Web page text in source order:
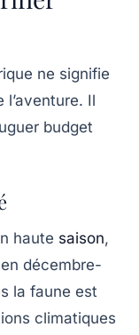
ne signifie
Il
budget
haute saison,
décembre-
la faune est
climatiques